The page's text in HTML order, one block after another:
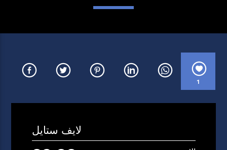
1
لايف ستايل